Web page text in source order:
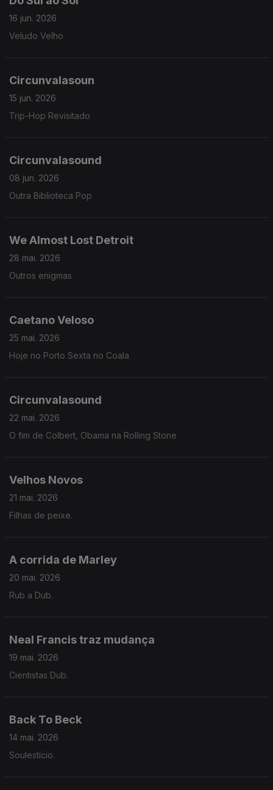
16 jun. 2026
Veludo Velho
Circunvalasoun
15 jun. 2026
Trip-Hop Revisitado
Circunvalasound
08 jun. 2026
Outra Biblioteca Pop
We Almost Lost Detroit
28 mai. 2026
Outros enigmas
Caetano Veloso
25 mai. 2026
Hoje no Porto Sexta no Coala
Circunvalasound
22 mai. 2026
O fim de Colbert, Obama na Rolling Stone
Velhos Novos
21 mai. 2026
Filhas de peixe.
A corrida de Marley
20 mai. 2026
Rub a Dub.
Neal Francis traz mudança
19 mai. 2026
Cientistas Dub.
Back To Beck
14 mai. 2026
Soulestício.